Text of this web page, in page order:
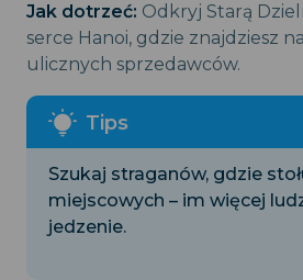
Jak dotrzeć: Odkryj Starą
serce Hanoi, gdzie znajdziesz
ulicznych sprzedawców.
Szukaj straganów, gdzie
miejscowych – im więcej
jedzenie.